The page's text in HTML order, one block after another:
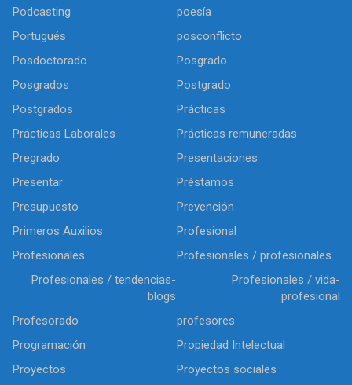
Podcasting
poesía
Portugués
posconflicto
Posdoctorado
Posgrado
Posgrados
Postgrado
Postgrados
Prácticas
Prácticas Laborales
Prácticas remuneradas
Pregrado
Presentaciones
Presentar
Préstamos
Presupuesto
Prevención
Primeros Auxilios
Profesional
Profesionales
Profesionales / profesionales
Profesionales / tendencias-
blogs
Profesionales / vida-
profesional
Profesorado
profesores
Programación
Propiedad Intelectual
Proyectos
Proyectos sociales